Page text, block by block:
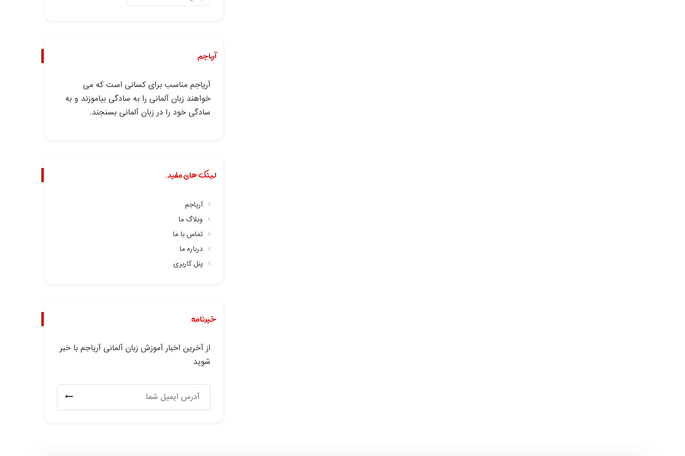
آریاجم
آریاجم مناسب برای کسانی است که می
خواهند زبان آلمانی را به سادگی بیاموزند و به
سادگی خود را در زبان آلمانی بسنجند.
لینک های مفید.
آریاجم
وبلاگ ما
تماس با ما
درباره ما
پنل کاربری
خبرنامه.
از آخرین اخبار آموزش زبان آلمانی آریاجم با خبر
شوید